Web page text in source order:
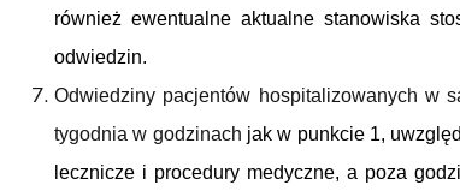
również ewentualne aktualne stanowiska
odwiedzin.
Odwiedziny pacjentów hospitalizowanych w
tygodnia w godzinach jak w punkcie 1,
lecznicze i procedury medyczne, a poza